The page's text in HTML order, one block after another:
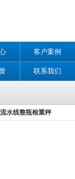
客户案例
联系我们
水线整瓶检重秤